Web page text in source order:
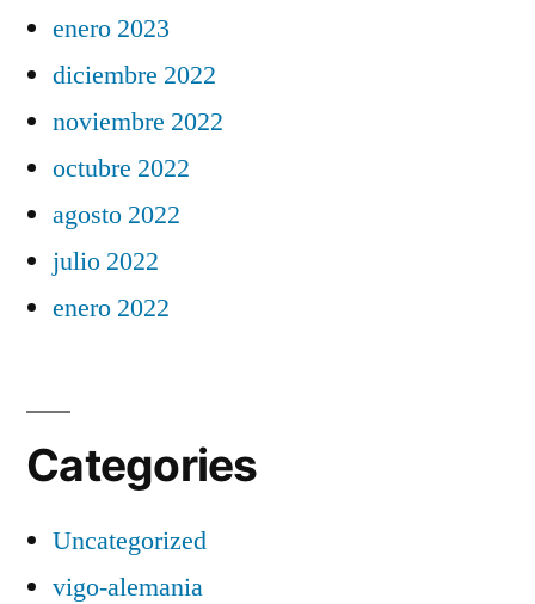
enero 2023
diciembre 2022
noviembre 2022
octubre 2022
agosto 2022
julio 2022
enero 2022
Categories
Uncategorized
vigo-alemania